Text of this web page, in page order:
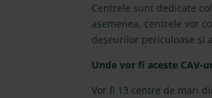
Centrele sunt dedicate
asemenea, centrele vor
deșeurilor periculoase și
Unde vor fi aceste CAV-
Vor fi 13 centre de mari